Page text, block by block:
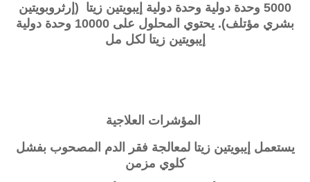
5000 وحدة دولية وحدة دولية إيبويتين زيتا (إرثروبويتين
بشري مؤتلف). يحتوي المحلول على 10000 وحدة دولية
إيبويتين زيتا لكل مل
المؤشرات العلاجية
يستعمل إيبويتين زيتا لمعالجة فقر الدم المصحوب بفشل
كلوي مزمن